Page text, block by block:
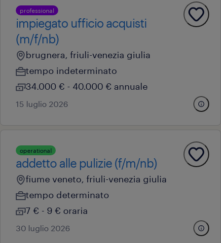
professional
impiegato ufficio acquisti
(m/f/nb)
brugnera, friuli-venezia giulia
tempo indeterminato
34.000 € - 40.000 € annuale
15 luglio 2026
operational
addetto alle pulizie (f/m/nb)
fiume veneto, friuli-venezia giulia
tempo determinato
7 € - 9 € oraria
30 luglio 2026